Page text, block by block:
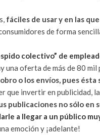
fáciles de usar y en las
de forma
colectivo” de
una oferta de más de 80
o los envíos, pues ésta
que invertir en publicidad,
publicaciones no sólo en
a llegar a un público
emoción y ¡adelante!